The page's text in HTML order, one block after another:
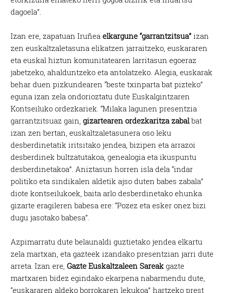
dagoela”.
Izan ere, zapatuan Iruñea elkargune “garrantzitsua” izan
zen euskaltzaletasuna elikatzen jarraitzeko, euskararen
eta euskal hiztun komunitatearen larritasun egoeraz
jabetzeko, ahalduntzeko eta antolatzeko. Alegia, euskarak
behar duen pizkundearen “beste txinparta bat pizteko”
eguna izan zela ondorioztatu dute Euskalgintzaren
Kontseiluko ordezkariek. “Milaka lagunen presentzia
garrantzitsuaz gain,gizartearen ordezkaritza zabalbat
izan zen bertan, euskaltzaletasunera oso leku
desberdinetatik iritsitako jendea, bizipen eta arrazoi
desberdinek bultzatutakoa, genealogia eta ikuspuntu
desberdinetakoa”. Aniztasun horren isla dela “indar
politiko eta sindikalen aldetik ajso duten babes zabala”
diote kontseilukoek, baita arlo desberdinetako ehunka
gizarte eragileren babesa ere: “Pozez eta esker onez bizi
dugu jasotako babesa”.
Azpimarratu dute belaunaldi guztietako jendea elkartu
zela martxan, eta gazteek izandako presentzian jarri dute
arreta. Izan ere,Gazte Euskaltzaleen Sareak gazte
martxaren bidez egindako ekarpena nabarmendu dute,
“euskararen aldeko borrokaren lekukoa” hartzeko prest